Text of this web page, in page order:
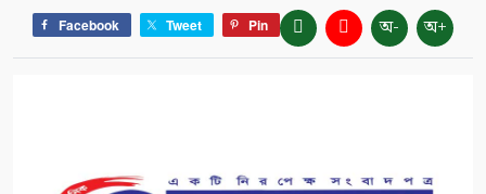
Facebook Tweet Pin অ- অ+